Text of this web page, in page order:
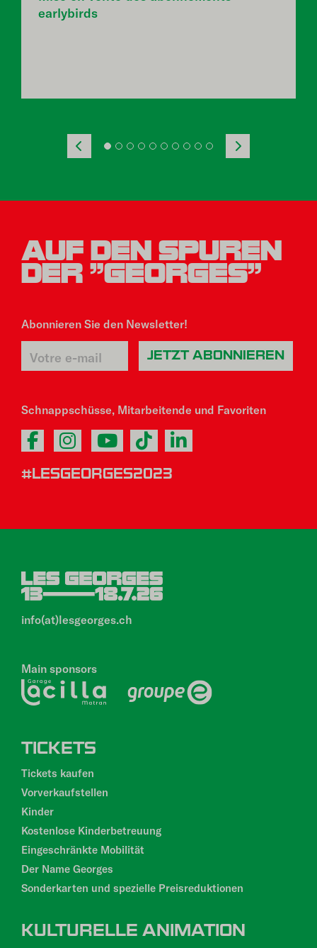
earlybirds
AUF DEN SPUREN
DER "GEORGES"
Abonnieren Sie den Newsletter!
Schnappschüsse, Mitarbeitende und Favoriten
#LESGEORGES2023
info(at)lesgeorges.ch
Main sponsors
DE
PAGE
TICKETS
Tickets kaufen
Vorverkaufstellen
Kinder
Kostenlose Kinderbetreuung
Eingeschränkte Mobilität
Der Name Georges
Sonderkarten und spezielle Preisreduktionen
KULTURELLE ANIMATION